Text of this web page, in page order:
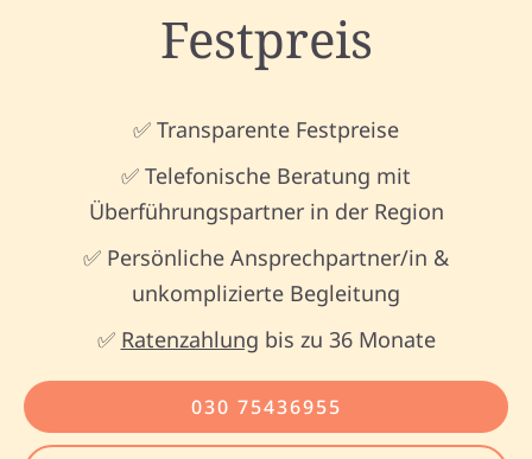
Festpreis
✅ Transparente Festpreise
✅ Telefonische Beratung mit
Überführungspartner in der Region
✅ Persönliche Ansprechpartner/in &
unkomplizierte Begleitung
✅ Ratenzahlung bis zu 36 Monate
030 75436955